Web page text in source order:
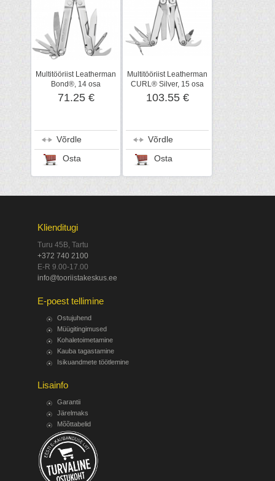
Multitööriist Leatherman
Bond®, 14 osa
71.25 €
Võrdle
Osta
Multitööriist Leatherman
CURL® Silver, 15 osa
103.55 €
Võrdle
Osta
Klienditugi
Turu 45B, Tartu
+372 740 2100
E-R 9.00-17.00
info@tooriistakeskus.ee
E-poest tellimine
Ostujuhend
Müügitingimused
Kohaletoimetamine
Kauba tagastamine
Isikuandmete töötlemine
Lisainfo
Garantii
Järelmaks
Mõõttabelid